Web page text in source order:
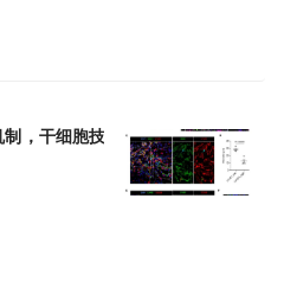
，干细胞技术破解移植用药谜题